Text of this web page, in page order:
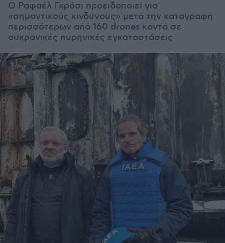
Ο Ραφαέλ Γκρόσι προειδοποιεί για
«σημαντικούς κινδύνους» μετά την καταγραφή
περισσότερων από 160 drones κοντά σε
ουκρανικές πυρηνικές εγκαταστάσεις